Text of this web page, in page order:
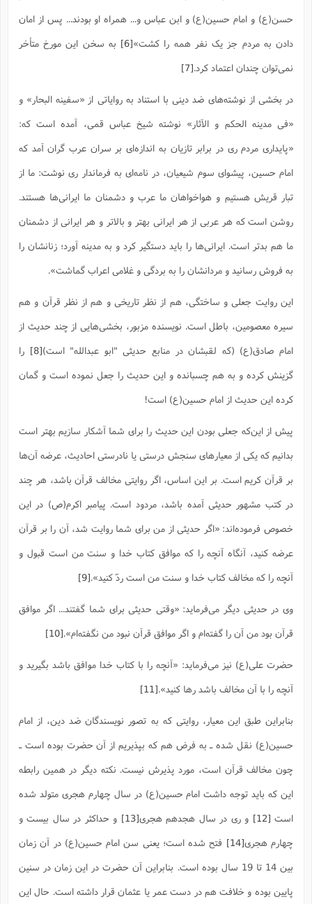
حسن(ع) و امام حسین(ع) و ابن عباس و... همراه او بودند... پس از امان
دادن به مردم جز یک نفر همه را کشت»[6]
به سخن این مورخ متأخر
نمی‌توان چندان اعتماد کرد.[7]
در بخشی از نوشته‌های ضد دینی با استناد به روایاتی از «سفینه البحار» و
«فی مدینه الحکم و الآثار» نوشته شیخ عباس قمی، آمده است که:
«پایداری مردم ری در برابر تازیان به اندازه‌ای بر سران عرب گران آمد که
امام حسین، پیشوای سوم شیعیان، در نامه‌ای به فرماندار ری نوشت: ما از
تبار قریش هستیم و هواخواهان ما عرب و دشمنان ما ایرانی‌ها هستند.
روشن است که هر عربی از هر ایرانی بهتر و بالاتر و هر ایرانی از دشمنان
ما هم بدتر است. ایرانی‌ها را باید دستگیر کرد و به مدینه آورد؛ زنانشان را
به فروش رسانید و مردانشان را به بردگی و غلامی اعراب گماشت».
این روایت جعلی و ساختگی، هم از نظر تاریخی و هم از نظر قرآن و هم
سیره معصومین، باطل است. نویسنده مزبور، بخشی‌هایی از چند حدیث از
امام صادق(ع) (که لقبشان در منابع حدیثی "ابو عبدالله" است)[8]
را
گزینش کرده و به هم چسبانده و این حدیث را جعل نموده است و گمان
کرده این حدیث از امام حسین(ع) است!
پیش از این‌که جعلی بودن این حدیث را برای شما آشکار سازیم بهتر است
بدانیم که یکی از معیارهای سنجش درستی یا نادرستی احادیث، عرضه آن‌ها
بر قرآن کریم است. بر این اساس، اگر روایتی مخالف قرآن باشد، هر چند
در کتب مشهور حدیثی آمده باشد، مردود است. پیامبر اکرم(ص) در این
خصوص فرموده‌اند: «اگر حدیثى از من براى شما روایت شد، آن را بر قرآن
عرضه کنید، آنگاه آنچه را که موافق کتاب خدا و سنت من است قبول و
آنچه را که مخالف کتاب خدا و سنت من است ردّ کنید».‌[9]
وی در حدیثی دیگر می‌فرماید: «وقتی حدیثی برای شما گفتند... اگر موافق
قرآن بود من آن را گفته‌ام و اگر موافق قرآن نبود من نگفته‌ام‌».[10]
حضرت علی(ع) نیز می‌فرماید: «آنچه را با کتاب خدا موافق باشد بگیرید و
آنچه را با آن مخالف باشد رها کنید».[11]
بنابراین طبق این معیار، روایتی که به تصور نویسندگان ضد دین، از امام
حسین(ع) نقل شده ـ به فرض هم که بپذیریم از آن حضرت بوده است ـ
چون مخالف قرآن است، مورد پذیرش نیست. نکته دیگر در همین رابطه
این که باید توجه داشت امام حسین(ع) در سال چهارم هجری متولد شده
است
و ری در سال هجدهم هجری[13]
و حداکثر در سال بیست و
چهارم هجری[14]
فتح شده است؛ یعنی سن امام حسین(ع) در آن زمان
بین 14 تا 19 سال بوده است. بنابراین آن حضرت در این زمان در سنین
پایین بوده و خلافت هم در دست عمر یا عثمان قرار داشته است. حال این